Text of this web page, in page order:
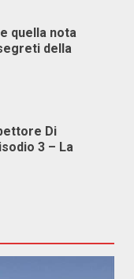
quella nota
della
Di
3 – La